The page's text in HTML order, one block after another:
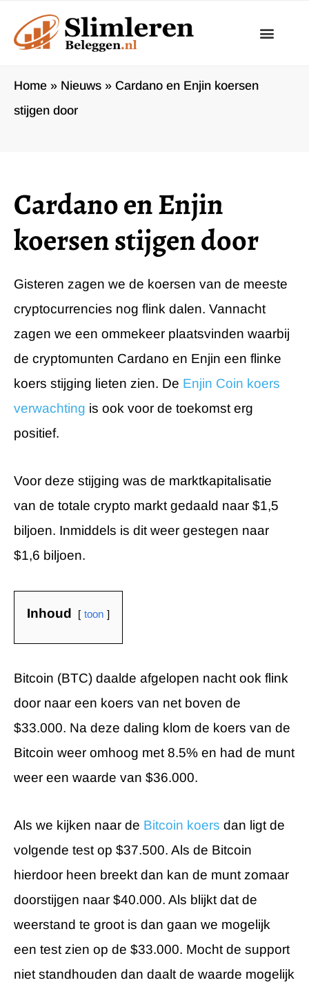
naar
inhoud
Home » Nieuws » Cardano en Enjin koersen
stijgen door
Cardano en Enjin
koersen stijgen door
Gisteren zagen we de koersen van de meeste
cryptocurrencies nog flink dalen. Vannacht
zagen we een ommekeer plaatsvinden waarbij
de cryptomunten Cardano en Enjin een flinke
koers stijging lieten zien. De Enjin Coin koers
verwachting is ook voor de toekomst erg
positief.
Voor deze stijging was de marktkapitalisatie
van de totale crypto markt gedaald naar $1,5
biljoen. Inmiddels is dit weer gestegen naar
$1,6 biljoen.
Inhoud toon
Bitcoin (BTC) daalde afgelopen nacht ook flink
door naar een koers van net boven de
$33.000. Na deze daling klom de koers van de
Bitcoin weer omhoog met 8.5% en had de munt
weer een waarde van $36.000.
Als we kijken naar de Bitcoin koers dan ligt de
volgende test op $37.500. Als de Bitcoin
hierdoor heen breekt dan kan de munt zomaar
doorstijgen naar $40.000. Als blijkt dat de
weerstand te groot is dan gaan we mogelijk
een test zien op de $33.000. Mocht de support
niet standhouden dan daalt de waarde mogelijk